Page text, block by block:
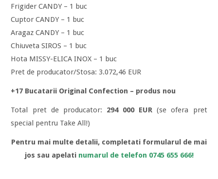
Frigider CANDY – 1 buc
Cuptor CANDY – 1 buc
Aragaz CANDY – 1 buc
Chiuveta SIROS – 1 buc
Hota MISSY-ELICA INOX – 1 buc
Pret de producator/Stosa: 3.072,46 EUR
+17 Bucatarii Original Confection – produs nou
Total pret de producator: 294 000 EUR (se ofera pret
special pentru Take All!)
Pentru mai multe detalii, completati formularul de mai
jos sau apelati numarul de telefon 0745 655 666!